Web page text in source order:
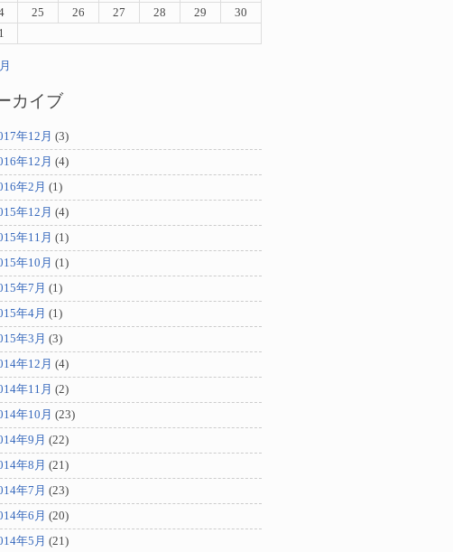
25 26 27 28 29
30
カイブ
年12月 (3)
年12月 (4)
年2月 (1)
年12月 (4)
年11月 (1)
年10月 (1)
年7月 (1)
年4月 (1)
年3月 (3)
年12月 (4)
年11月 (2)
年10月 (23)
年9月 (22)
年8月 (21)
年7月 (23)
年6月 (20)
年5月 (21)